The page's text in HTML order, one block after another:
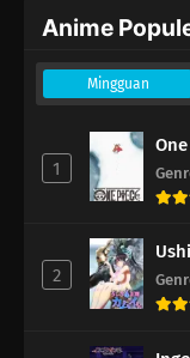
Anime
Mingguan
1
2